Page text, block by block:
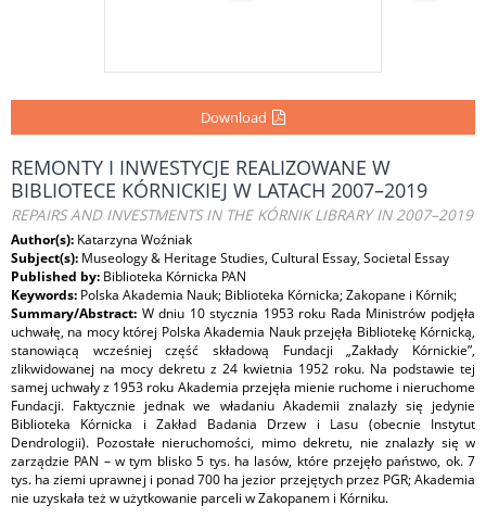
Download
REMONTY I INWESTYCJE REALIZOWANE W
BIBLIOTECE KÓRNICKIEJ W LATACH 2007–2019
REPAIRS AND INVESTMENTS IN THE KÓRNIK LIBRARY IN 2007–2019
Author(s): Katarzyna Woźniak
Subject(s): Museology & Heritage Studies, Cultural Essay, Societal Essay
Published by: Biblioteka Kórnicka PAN
Keywords: Polska Akademia Nauk; Biblioteka Kórnicka; Zakopane i Kórnik;
Summary/Abstract: W dniu 10 stycznia 1953 roku Rada Ministrów podjęła
uchwałę, na mocy której Polska Akademia Nauk przejęła Bibliotekę Kórnicką,
stanowiącą wcześniej część składową Fundacji „Zakłady Kórnickie”,
zlikwidowanej na mocy dekretu z 24 kwietnia 1952 roku. Na podstawie tej
samej uchwały z 1953 roku Akademia przejęła mienie ruchome i nieruchome
Fundacji. Faktycznie jednak we władaniu Akademii znalazły się jedynie
Biblioteka Kórnicka i Zakład Badania Drzew i Lasu (obecnie Instytut
Dendrologii). Pozostałe nieruchomości, mimo dekretu, nie znalazły się w
zarządzie PAN – w tym blisko 5 tys. ha lasów, które przejęło państwo, ok. 7
tys. ha ziemi uprawnej i ponad 700 ha jezior przejętych przez PGR; Akademia
nie uzyskała też w użytkowanie parceli w Zakopanem i Kórniku.